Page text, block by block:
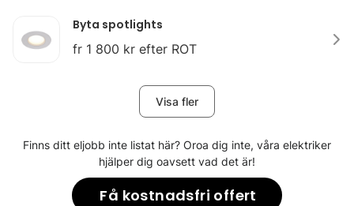
Byta spotlights
fr 1 800 kr efter ROT
Visa fler
Finns ditt eljobb inte listat här? Oroa dig inte, våra elektriker
hjälper dig oavsett vad det är!
Få kostnadsfri offert